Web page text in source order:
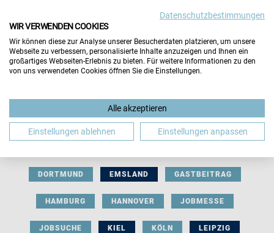
BERUFLICHE ORIENTIERUNG BEWERBUNG
DORTMUND EMSLAND GASTBEITRAG
HAMBURG HANNOVER JOBMESSE
JOBSUCHE KIEL KÖLN LEIPZIG
Datenschutzbestimmungen
WIR VERWENDEN COOKIES
Wir können diese zur Analyse unserer Besucherdaten platzieren, um unsere
Webseite zu verbessern, personalisierte Inhalte anzuzeigen und Ihnen ein
großartiges Webseiten-Erlebnis zu bieten. Für weitere Informationen zu den
von uns verwendeten Cookies öffnen Sie die Einstellungen.
Alle akzeptieren
Einstellungen ablehnen Einstellungen anpassen